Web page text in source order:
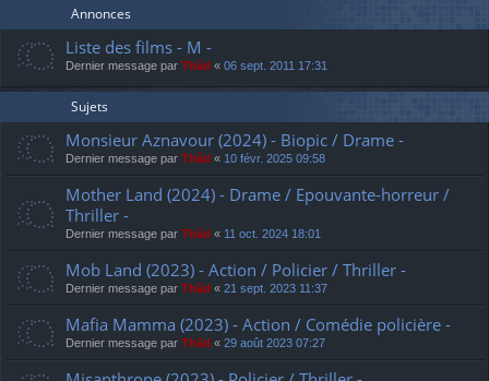
Annonces
Liste des films - M -
Dernier message par Thãd « 06 sept. 2011 17:31
Sujets
Monsieur Aznavour (2024) - Biopic / Drame -
Dernier message par Thãd « 10 févr. 2025 09:58
Mother Land (2024) - Drame / Epouvante-horreur /
Thriller -
Dernier message par Thãd « 11 oct. 2024 18:01
Mob Land (2023) - Action / Policier / Thriller -
Dernier message par Thãd « 21 sept. 2023 11:37
Mafia Mamma (2023) - Action / Comédie policière -
Dernier message par Thãd « 29 août 2023 07:27